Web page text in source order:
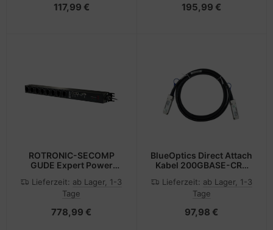
117,99 € 195,99 €
ROTRONIC-SECOMP
GUDE Expert Power
Stromverteilungseinheit
(Rack - einbaufähig)
Lieferzeit: ab Lager, 1-3
Tage
778,99 €
BlueOptics Direct Attach
Kabel 200GBASE-CR4
Lieferzeit: ab Lager, 1-3
Tage
97,98 €